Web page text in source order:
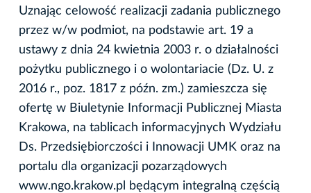
Uznając celowość realizacji zadania publicznego
przez w/w podmiot, na podstawie art. 19 a
ustawy z dnia 24 kwietnia 2003 r. o działalności
pożytku publicznego i o wolontariacie (Dz. U. z
2016 r., poz. 1817 z późn. zm.) zamieszcza się
ofertę w Biuletynie Informacji Publicznej Miasta
Krakowa, na tablicach informacyjnych Wydziału
Ds. Przedsiębiorczości i Innowacji UMK oraz na
portalu dla organizacji pozarządowych
www.ngo.krakow.pl będącym integralną częścią